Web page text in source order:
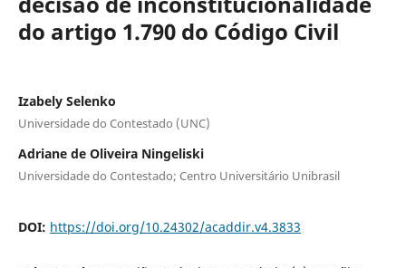
do artigo 1.790 do Código Civil
Izabely Selenko
Universidade do Contestado (UNC)
Adriane de Oliveira Ningeliski
Universidade do Contestado; Centro Universitário Unibrasil
DOI: https://doi.org/10.24302/acaddir.v4.3833